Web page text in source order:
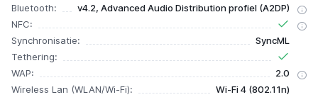
Bluetooth:
v4.2, Advanced Audio Distribution profiel (A2DP)
NFC:
Synchronisatie:
SyncML
Tethering:
WAP:
2.0
Wireless Lan (WLAN/Wi-Fi):
Wi-Fi 4 (802.11n)